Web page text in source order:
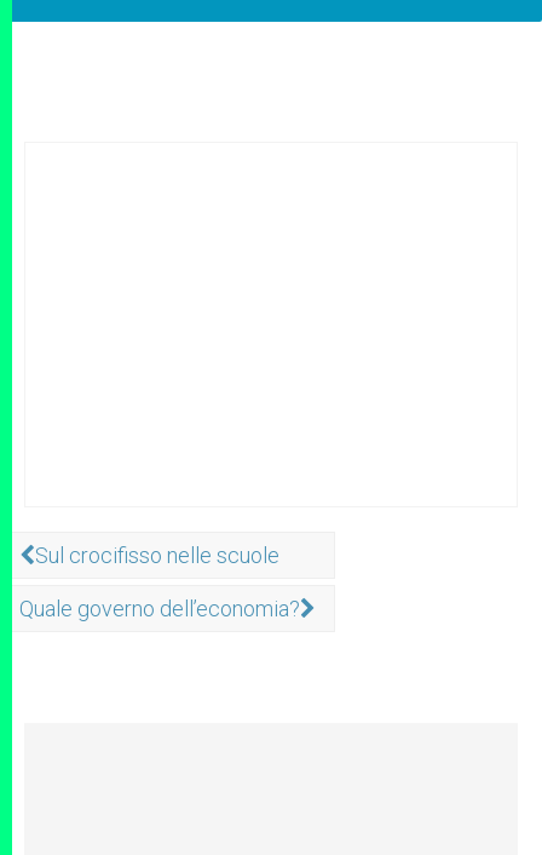
Sul crocifisso nelle scuole
Quale governo dell’economia?